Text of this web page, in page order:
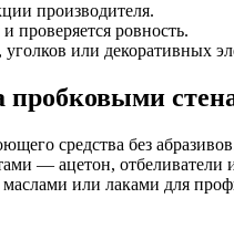
производителя.
ровность.
или декоративных
пробковыми
средства без
— ацетон, отбеливатели
или лаками для